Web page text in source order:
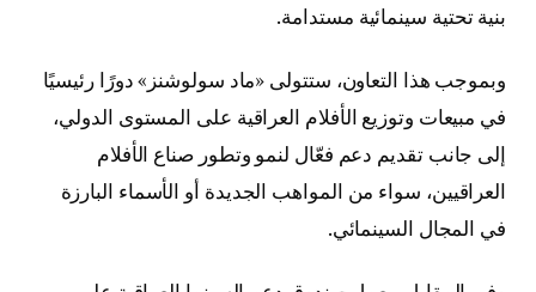
بنية تحتية سينمائية مستدامة.
وبموجب هذا التعاون، ستتولى «ماد سولوشنز» دورًا رئيسيًا
في مبيعات وتوزيع الأفلام العراقية على المستوى الدولي،
إلى جانب تقديم دعم فعّال لنمو وتطور صناع الأفلام
العراقيين، سواء من المواهب الجديدة أو الأسماء البارزة
في المجال السينمائي.